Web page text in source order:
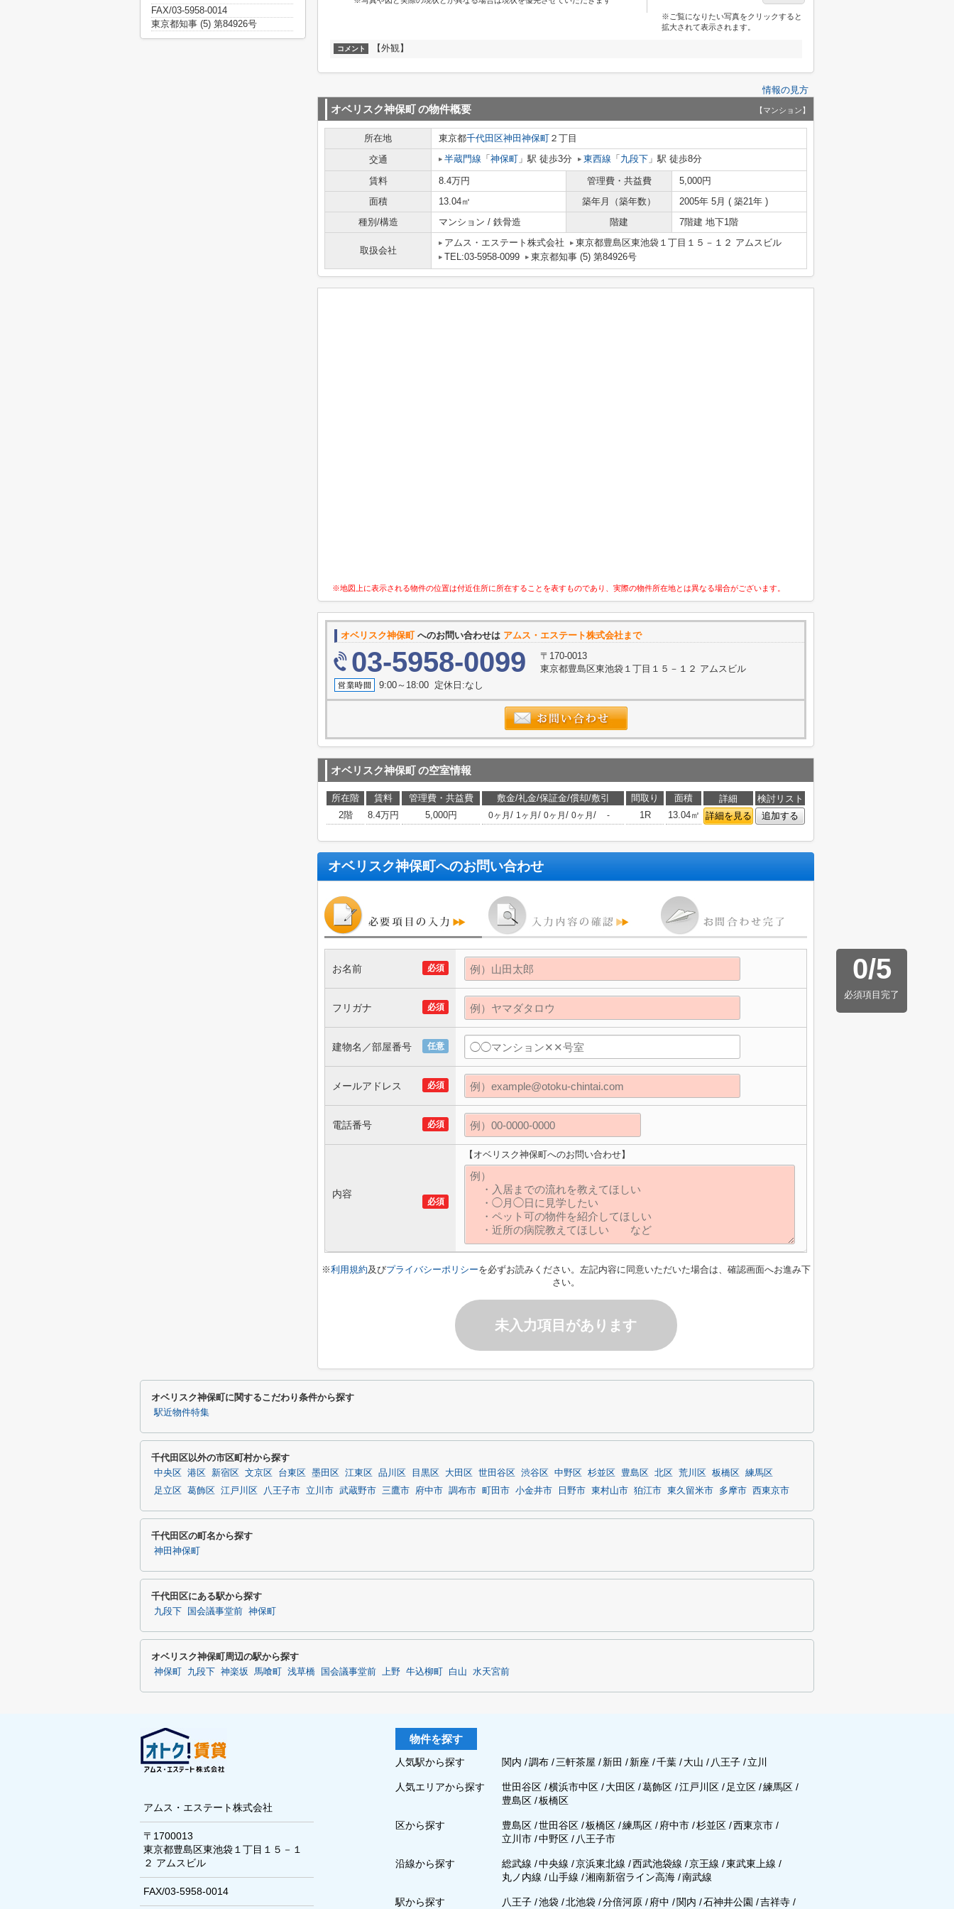
※ご覧になりたい写真をクリックすると
拡大されて表示されます。
コメント 【外観】
情報の見方
オベリスク神保町の物件概要 【マンション】
所在地 東京都千代田区神田神保町 ２丁目
交通
半蔵門線 「 神保町 」駅 徒歩3分 東西線 「 九段下 」駅 徒歩8分
賃料 8.4万円 管理費・共益費
5,000円
面積
13.04㎡ 築年月（築年数）
2005年 5月 ( 築21年 )
種別/構造
マンション / 鉄骨造 階建 7階建 地下1階
取扱会社
アムス・エステート株式会社
東京都豊島区東池袋１丁目１５－１２ アムスビル
TEL:03-5958-0099
東京都知事 (5) 第84926号
※地図上に表示される物件の位置は付近住所に所在することを表すものであり、実際の物件所在地とは異なる場合がございます。
オベリスク神保町へのお問い合わせは アムス・エステート株式会社まで
03-5958-0099
〒170-0013
東京都豊島区東池袋１丁目１５－１２ アムスビル
9:00～18:00 定休日:なし
オベリスク神保町の空室情報
所在階 賃料 管理費・共益費 敷金/礼金/保証金/償却/敷引 間取り 面積 詳細
検討リスト
2階
8.4万円 5,000円 0ヶ月 / 1ヶ月 / 0ヶ月 / 0ヶ月 / - 1R 13.04㎡ 詳細を見る 追加する
オベリスク神保町へのお問い合わせ
0/5
必須項目完了
必須
お名前
必須
フリガナ
任意
建物名／部屋番号
必須
メールアドレス
必須
電話番号
必須
内容
【オベリスク神保町へのお問い合わせ】
※利用規約及びプライバシーポリシーを必ずお読みください。左記内容に同意いただいた場合は、確認画面へお進み下
さい。
未入力項目があります
FAX/03-5958-0014
東京都知事 (5) 第84926号
オベリスク神保町に関するこだわり条件から探す
駅近物件特集
千代田区以外の市区町村から探す
中央区 港区 新宿区 文京区 台東区 墨田区 江東区 品川区 目黒区 大田区 世田谷区 渋谷区 中野区 杉並区 豊島区 北区 荒川区 板橋区
練馬区
足立区
葛飾区 江戸川区 八王子市 立川市 武蔵野市 三鷹市 府中市 調布市 町田市 小金井市 日野市 東村山市 狛江市 東久留米市 多摩市 西東京市
千代田区の町名から探す
神田神保町
千代田区にある駅から探す
九段下 国会議事堂前 神保町
オベリスク神保町周辺の駅から探す
神保町 九段下 神楽坂 馬喰町 浅草橋 国会議事堂前 上野 牛込柳町 白山 水天宮前
アムス・エステート株式会社
〒1700013
東京都豊島区東池袋１丁目１５－１
２ アムスビル
FAX/03-5958-0014
物件を探す
人気駅から探す 関内 /調布 /三軒茶屋 /新田 /新座 /千葉 /大山 / 八王子 /立川
人気エリアから探す 世田谷区 /横浜市中区 /大田区 /葛飾区 /江戸川区 / 足立区 /練馬区 /
豊島区 /板橋区
区から探す 豊島区 /世田谷区 /板橋区 /練馬区 /府中市 /杉並区 /西東京市 /
立川市 /中野区 / 八王子市
沿線から探す 総武線 /中央線 /京浜東北線 /西武池袋線 /京王線 /東武東上線 /
丸ノ内線 /山手線 /湘南新宿ライン高海 /南武線
駅から探す 八王子 /池袋 /北池袋 /分倍河原 /府中 /関内 /石神井公園 /吉祥寺 /